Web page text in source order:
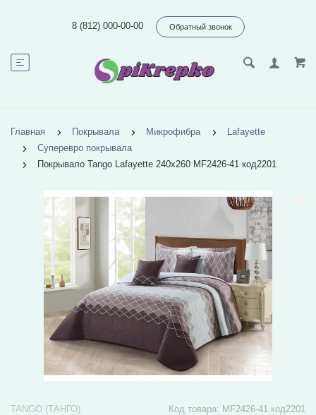
8 (812) 000-00-00 Обратный звонок
Главная Покрывала Микрофибра
Lafayette
Суперевро покрывала
Покрывало Tango Lafayette 240x260 MF2426-41 код2201
Код товара: MF2426-41 код2201
TANGO (ТАНГО)